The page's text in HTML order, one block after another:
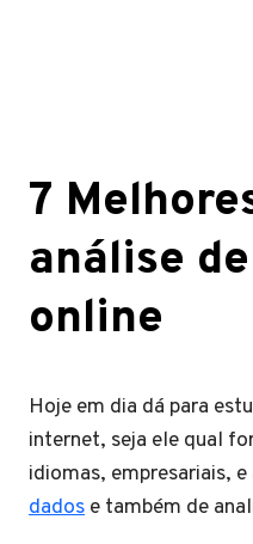
7
análise
online
Hoje em dia dá para
internet, seja ele qual
idiomas, empresariais,
dados e também de